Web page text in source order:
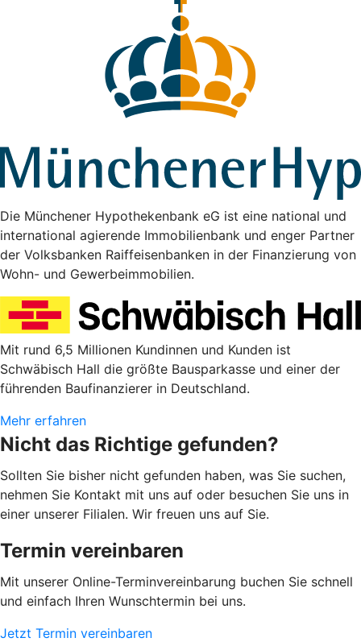
Die Münchener Hypothekenbank eG ist eine national und
international agierende Immobilienbank und enger Partner
der Volksbanken Raiffeisenbanken in der Finanzierung von
Wohn- und Gewerbeimmobilien.
Mit rund 6,5 Millionen Kundinnen und Kunden ist
Schwäbisch Hall die größte Bausparkasse und einer der
führenden Baufinanzierer in Deutschland.
Mehr erfahren
Nicht das Richtige gefunden?
Sollten Sie bisher nicht gefunden haben, was Sie suchen,
nehmen Sie Kontakt mit uns auf oder besuchen Sie uns in
einer unserer Filialen. Wir freuen uns auf Sie.
Termin vereinbaren
Mit unserer Online-Terminvereinbarung buchen Sie schnell
und einfach Ihren Wunschtermin bei uns.
Jetzt Termin vereinbaren